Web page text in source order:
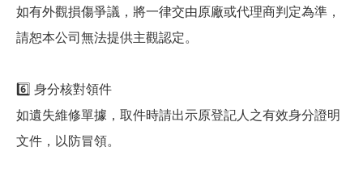
如有外觀損傷爭議，將一律交由原廠或代理商判定為準，
請恕本公司無法提供主觀認定。
6️⃣ 身分核對領件
如遺失維修單據，取件時請出示原登記人之有效身分證明
文件，以防冒領。